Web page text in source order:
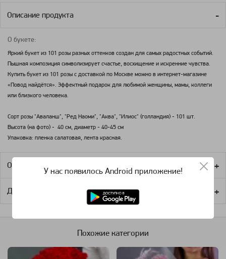
Описание продукта
О букете:
Яркий букет из 101 розы разных оттенков создан для самых радостных событий.
Пышная композиция символизирует счастье, восхищение и искренние чувства.
Купить букет из 101 розы с доставкой по Москве можно в интернет-магазине
«Повод найдётся». Эффектный подарок для любимой женщины, мамы, коллеги
или близкого человека.
Сорт розы "Аваланш", "Ред Наоми", "Аква", "Илиос" (голландия) - 101 шт.
Высота (на фото) - 40 см, диаметр - 40-45 см
Упаковка: пленка салатовая, лента красная.
Оплата
Доставка
Похожие категории
У нас появилось Android приложение!